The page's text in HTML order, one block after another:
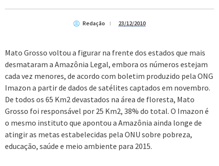
Redação 23/12/2010
Mato Grosso voltou a figurar na frente dos estados que mais
desmataram a Amazônia Legal, embora os números estejam
cada vez menores, de acordo com boletim produzido pela ONG
Imazon a partir de dados de satélites captados em novembro.
De todos os 65 Km2 devastados na área de floresta, Mato
Grosso foi responsável por 25 Km2, 38% do total. O Imazon é
o mesmo instituto que apontou a Amazônia ainda longe de
atingir as metas estabelecidas pela ONU sobre pobreza,
educação, saúde e meio ambiente para 2015.